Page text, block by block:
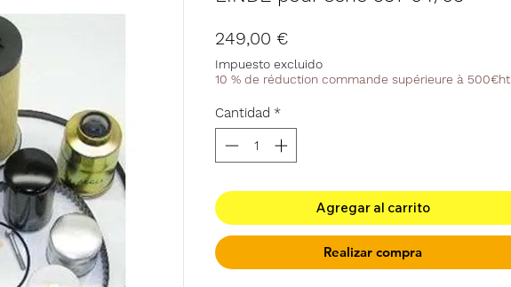
249,00 €
Impuesto excluido
10 % de réduction commande supérieure à 500€ht
Cantidad *
Agregar al carrito
Realizar compra